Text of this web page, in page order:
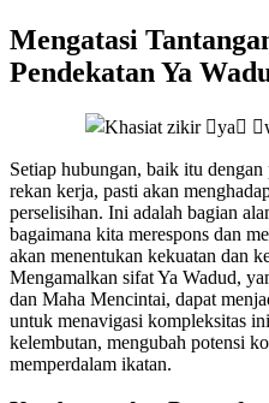
Mengatasi
Pendekatan Ya
Setiap hubungan, baik itu dengan
rekan kerja, pasti akan
perselisihan. Ini adalah bagian
bagaimana kita merespons dan
akan menentukan kekuatan dan
Mengamalkan sifat Ya Wadud,
dan Maha Mencintai, dapat
untuk menavigasi kompleksitas
kelembutan, mengubah potensi
memperdalam ikatan.